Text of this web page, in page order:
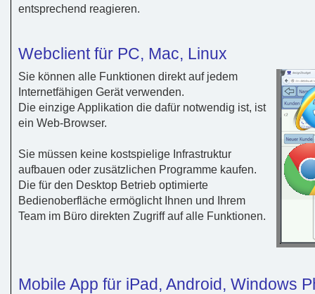
entsprechend reagieren.
Webclient für PC, Mac, Linux
Sie können alle Funktionen direkt auf jedem
Internetfähigen Gerät verwenden.
Die einzige Applikation die dafür notwendig ist, ist
ein Web-Browser.
Sie müssen keine kostspielige Infrastruktur
aufbauen oder zusätzlichen Programme kaufen.
Die für den Desktop Betrieb optimierte
Bedienoberfläche ermöglicht Ihnen und Ihrem
Team im Büro direkten Zugriff auf alle Funktionen.
Mobile App für iPad, Android, Windows